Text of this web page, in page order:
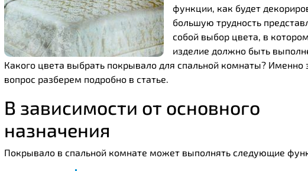
функции, как будет
большую трудность
собой выбор цвета, в
изделие должно быть
Какого цвета выбрать покрывало для спальной комнаты? Именно
вопрос разберем подробно в статье.
В зависимости от основного
назначения
Покрывало в спальной комнате может выполнять следующие